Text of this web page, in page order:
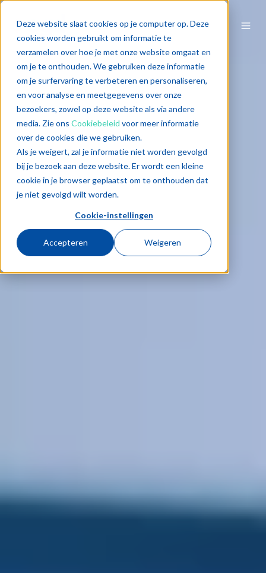
Deze website slaat cookies op je computer op. Deze
cookies worden gebruikt om informatie te
verzamelen over hoe je met onze website omgaat en
om je te onthouden. We gebruiken deze informatie
om je surfervaring te verbeteren en personaliseren,
en voor analyse en meetgegevens over onze
bezoekers, zowel op deze website als via andere
media. Zie ons Cookiebeleid voor meer informatie
over de cookies die we gebruiken.
Als je weigert, zal je informatie niet worden gevolgd
bij je bezoek aan deze website. Er wordt een kleine
cookie in je browser geplaatst om te onthouden dat
je niet gevolgd wilt worden.
Cookie-instellingen
Accepteren Weigeren